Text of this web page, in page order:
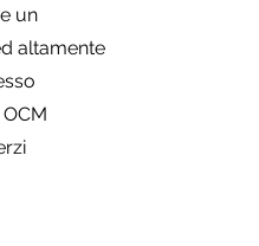
un
altamente